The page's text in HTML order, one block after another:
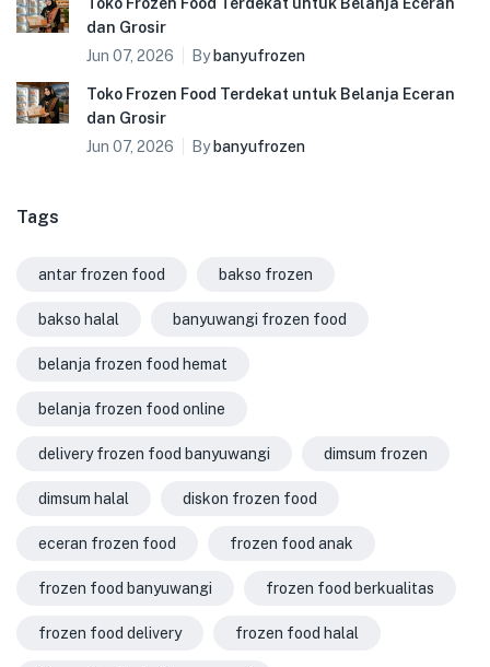
dan Grosir
Jun 07, 2026
By banyufrozen
Toko Frozen Food Terdekat untuk Belanja Eceran
dan Grosir
Jun 07, 2026
By banyufrozen
Tags
antar frozen food bakso frozen
bakso halal banyuwangi frozen food
belanja frozen food hemat
belanja frozen food online
delivery frozen food banyuwangi dimsum frozen
dimsum halal diskon frozen food
eceran frozen food frozen food anak
frozen food banyuwangi frozen food berkualitas
frozen food delivery frozen food halal